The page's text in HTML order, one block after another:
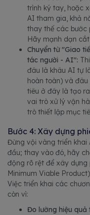
trình ký tay, hoặc
AI tham gia, khả
thay thế các bước
Hãy mạnh dạn
Chuyển từ "Giao
tác người - AI":
đâu là khâu AI tự
hoàn toàn) và
tiêu ở đây là tạo
vai trò xử lý vận
trò thiết lập mục
Bước 4: Xây dựng
Đừng vội vàng triển
đầu; thay vào đó, hãy
động rõ rệt để xây dựng
Minimum Viable
Việc triển khai các
còn vì:
Đo lường hiệu quả